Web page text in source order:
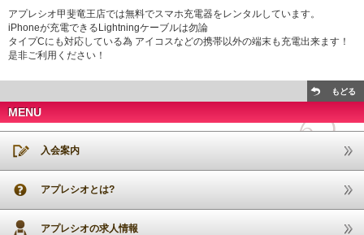
アプレシオ甲斐竜王店では無料でスマホ充電器をレンタルしています。
iPhoneが充電できるLightningケーブルは勿論
タイプCにも対応している為 アイコスなどの携帯以外の端末も充電出来ます！
是非ご利用ください！
もどる
MENU
入会案内
アプレシオとは?
アプレシオの求人情報